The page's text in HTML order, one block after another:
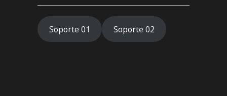
Soporte 01 Soporte 02